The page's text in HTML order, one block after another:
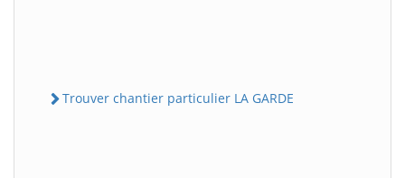
Trouver chantier particulier LA GARDE